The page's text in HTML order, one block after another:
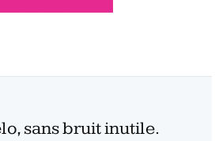
sans bruit inutile.